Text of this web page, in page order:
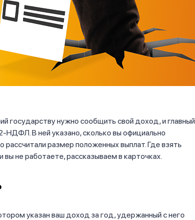
государству нужно сообщить свой доход, и главный
НДФЛ. В ней указано, сколько вы официально
рассчитали размер положенных выплат. Где взять
вы не работаете, рассказываем в карточках.
указан ваш доход за год, удержанный с него